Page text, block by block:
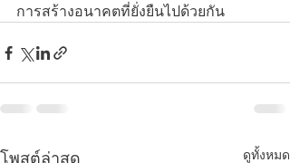
การสร้างอนาคตที่ยั่งยืนไปด้วยกัน
โพสต์ล่าสุด ดูทั้งหมด